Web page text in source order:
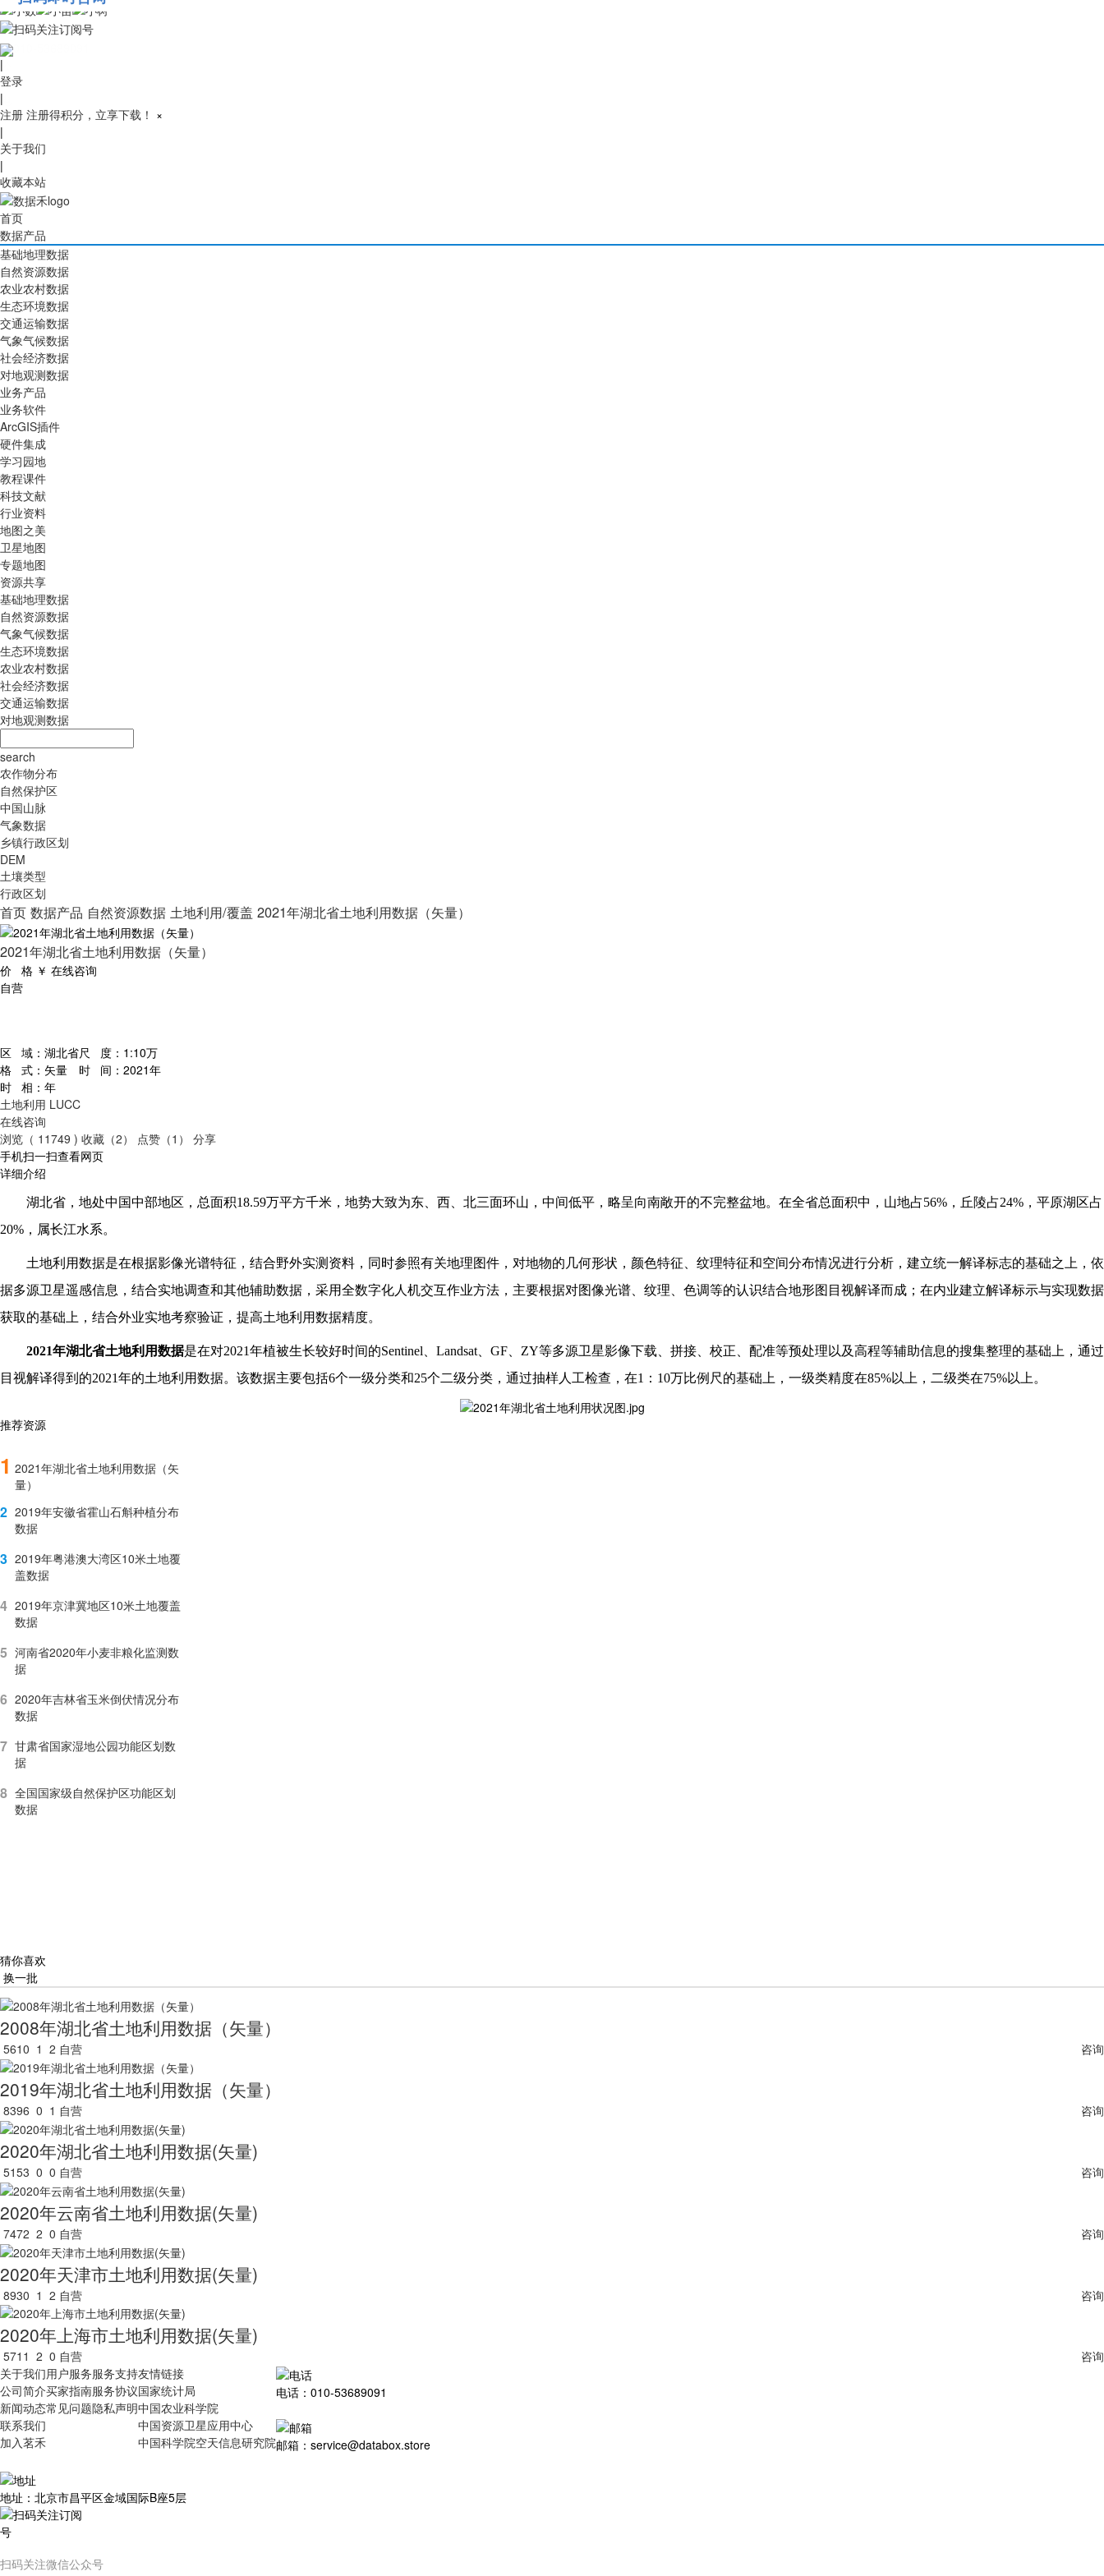
010-53689091
|
登录
|
注册 注册得积分，立享下载！ ×
|
关于我们
|
收藏本站
首页
数据产品
基础地理数据
自然资源数据
农业农村数据
生态环境数据
交通运输数据
气象气候数据
社会经济数据
对地观测数据
业务产品
业务软件
ArcGIS插件
硬件集成
学习园地
教程课件
科技文献
行业资料
地图之美
卫星地图
专题地图
资源共享
基础地理数据
自然资源数据
气象气候数据
生态环境数据
农业农村数据
社会经济数据
交通运输数据
对地观测数据
search
农作物分布
自然保护区
中国山脉
气象数据
乡镇行政区划
DEM
土壤类型
行政区划
首页 数据产品 自然资源数据 土地利用/覆盖 2021年湖北省土地利用数据（矢量）
2021年湖北省土地利用数据（矢量）
价 格 ￥ 在线咨询
自营
区 域： 湖北省尺 度： 1:10万
格 式： 矢量 时 间： 2021年
时 相： 年
土地利用 LUCC
在线咨询
浏览（ 11749 ) 收藏（2） 点赞（1）
分享
手机扫一扫查看网页
详细介绍
湖北省，地处中国中部地区，总面积18.59万平方千米，地势大致为东、西、北三面环山，中间低平，略呈向南敞开的不完整盆地。在全省总面积中，山地占56%，丘陵占24%，平原湖区占
20%，属长江水系。
土地利用数据是在根据影像光谱特征，结合野外实测资料，同时参照有关地理图件，对地物的几何形状，颜色特征、纹理特征和空间分布情况进行分析，建立统一解译标志的基础之上，依
据多源卫星遥感信息，结合实地调查和其他辅助数据，采用全数字化人机交互作业方法，主要根据对图像光谱、纹理、色调等的认识结合地形图目视解译而成；在内业建立解译标示与实现数据
获取的基础上，结合外业实地考察验证，提高土地利用数据精度。
2021年湖北省土地利用数据是在对2021年植被生长较好时间的Sentinel、Landsat、GF、ZY等多源卫星影像下载、拼接、校正、配准等预处理以及高程等辅助信息的搜集整理的基础上，通过
目视解译得到的2021年的土地利用数据。该数据主要包括6个一级分类和25个二级分类，通过抽样人工检查，在1：10万比例尺的基础上，一级类精度在85%以上，二级类在75%以上。
推荐资源
1 2021年湖北省土地利用数据（矢
量）
2 2019年安徽省霍山石斛种植分布
数据
3 2019年粤港澳大湾区10米土地覆
盖数据
4 2019年京津冀地区10米土地覆盖
数据
5 河南省2020年小麦非粮化监测数
据
6 2020年吉林省玉米倒伏情况分布
数据
7 甘肃省国家湿地公园功能区划数
据
8 全国国家级自然保护区功能区划
数据
猜你喜欢
换一批
2008年湖北省土地利用数据（矢量）
5610 1 2 自营 咨询
2019年湖北省土地利用数据（矢量）
8396 0 1 自营 咨询
2020年湖北省土地利用数据(矢量)
5153 0 0 自营 咨询
2020年云南省土地利用数据(矢量)
7472 2 0 自营 咨询
2020年天津市土地利用数据(矢量)
8930 1 2 自营 咨询
2020年上海市土地利用数据(矢量)
5711 2 0 自营
咨询
关于我们
公司简介
新闻动态
联系我们
加入茗禾
用户服务
买家指南
常见问题
服务支持
服务协议
隐私声明
友情链接
国家统计局
中国农业科学院
中国资源卫星应用中心
中国科学院空天信息研究院
电话：010-53689091
邮箱：service@databox.store
地址：北京市昌平区金域国际B座5层
扫码关注微信公众号